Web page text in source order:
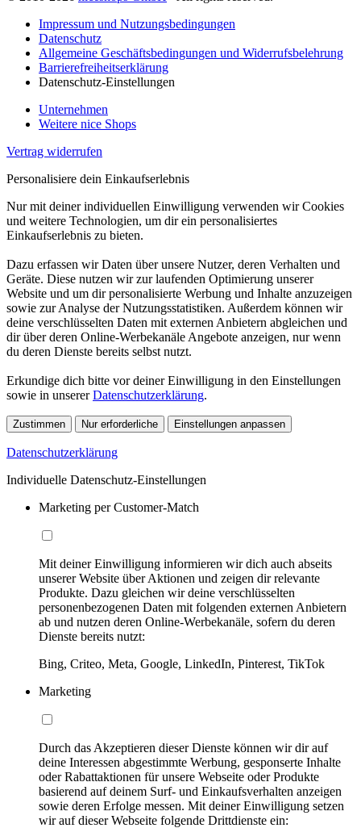
Impressum und Nutzungsbedingungen
Datenschutz
Allgemeine Geschäftsbedingungen und Widerrufsbelehrung
Barrierefreiheitserklärung
Datenschutz-Einstellungen
Unternehmen
Weitere nice Shops
Vertrag widerrufen
Personalisiere dein Einkaufserlebnis
Nur mit deiner individuellen Einwilligung verwenden wir Cookies
und weitere Technologien, um dir ein personalisiertes
Einkaufserlebnis zu bieten.
Dazu erfassen wir Daten über unsere Nutzer, deren Verhalten und
Geräte. Diese nutzen wir zur laufenden Optimierung unserer
Website und um dir personalisierte Werbung und Inhalte anzuzeigen
sowie zur Analyse der Nutzungsstatistiken. Außerdem können wir
deine verschlüsselten Daten mit externen Anbietern abgleichen und
dir über deren Online-Werbekanäle Angebote anzeigen, nur wenn
du deren Dienste bereits selbst nutzt.
Erkundige dich bitte vor deiner Einwilligung in den Einstellungen
sowie in unsererDatenschutzerklärung.
Zustimmen Nur erforderliche Einstellungen anpassen
Datenschutzerklärung
Individuelle Datenschutz-Einstellungen
Marketing per Customer-Match
Mit deiner Einwilligung informieren wir dich auch abseits
unserer Website über Aktionen und zeigen dir relevante
Produkte. Dazu gleichen wir deine verschlüsselten
personenbezogenen Daten mit folgenden externen Anbietern
ab und nutzen deren Online-Werbekanäle, sofern du deren
Dienste bereits nutzt:
Bing, Criteo, Meta, Google, LinkedIn, Pinterest, TikTok
Marketing
Durch das Akzeptieren dieser Dienste können wir dir auf
deine Interessen abgestimmte Werbung, gesponserte Inhalte
oder Rabattaktionen für unsere Webseite oder Produkte
basierend auf deinem Surf- und Einkaufsverhalten anzeigen
sowie deren Erfolge messen. Mit deiner Einwilligung setzen
wir auf dieser Webseite folgende Drittdienste ein: